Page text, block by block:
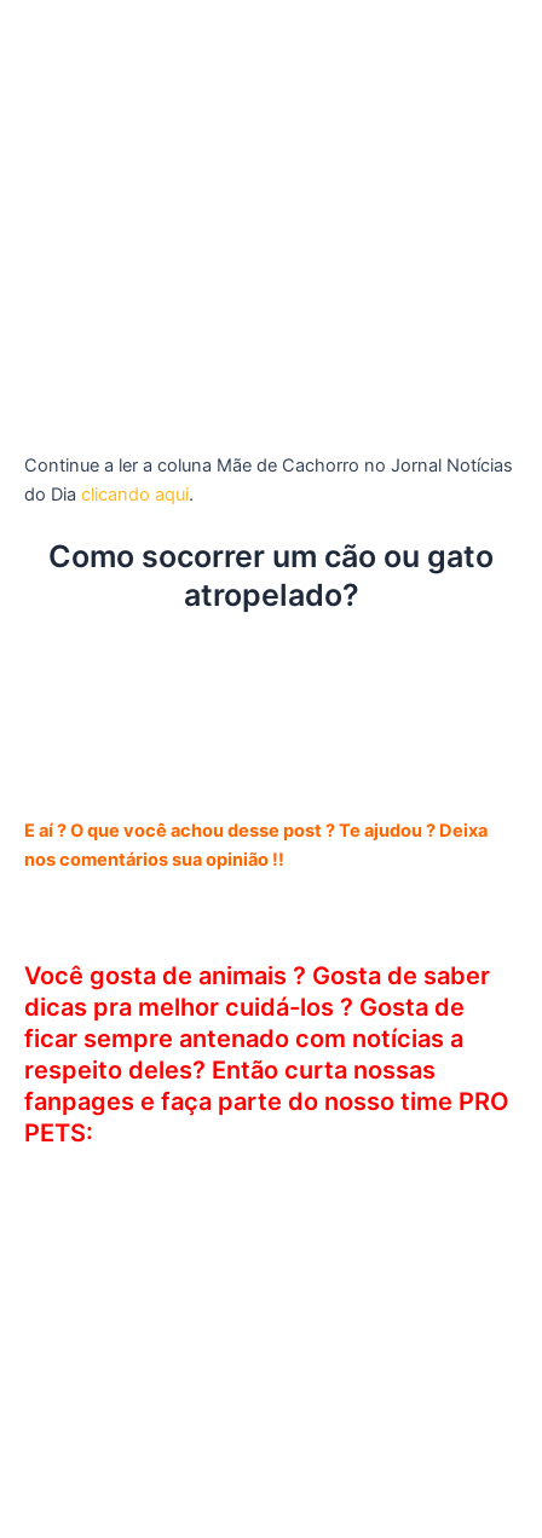
Continue a ler a coluna Mãe de Cachorro no Jornal Notícias
do Dia clicando aqui.
Como socorrer um cão ou gato
atropelado?
E aí ? O que você achou desse post ? Te ajudou ? Deixa
nos comentários sua opinião !!
Você gosta de animais ? Gosta de saber
dicas pra melhor cuidá-los ? Gosta de
ficar sempre antenado com notícias a
respeito deles? Então curta nossas
fanpages e faça parte do nosso time PRO
PETS: